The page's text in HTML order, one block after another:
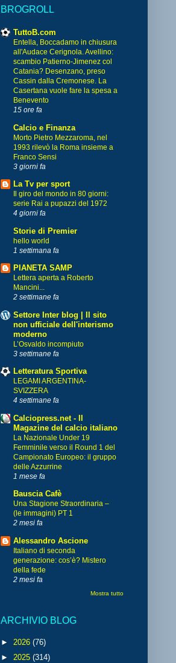
BROGROLL
TuttoB.com
Entella, Boccadamo in chiusura
all'Audace Cerignola. Avellino:
scambio Patierno-Jimenez col
Catania? Desenzano, preso
Cassin dalla Cremonese. La
Casertana vuole fare la spesa a
Benevento
15 ore fa
Calcio e Finanza
Morto Pietro Mezzaroma, nel
1993 rilevò la Roma insieme a
Franco Sensi
3 giorni fa
La Tv per sport
Il giro del mondo in 80 giorni:
serie Rai a pupazzi del 1972
4 giorni fa
Storie di Premier
hello world
1 settimana fa
PIANETA SAMP
Lettera aperta a Roberto
Mancini...
2 settimane fa
Settore Inter blog | Il sito
non ufficiale dell'interismo
moderno
L’Osvaldo incompiuto
3 settimane fa
Letteratura Sportiva
LEGAMI ARGENTINA-
SVIZZERA
4 settimane fa
Calciopress.net - Il
Magazine del calcio italiano
La Nazionale Under 19
Femminile verso il Round 1 del
Campionato Europeo: il gruppo
delle Azzurrine
1 mese fa
Bauscia Cafè
Una Stagione Straordinaria –
(le immagini) PT 1
2 mesi fa
Alessandro Ascione
Italiano di seconda
generazione: cos’è? Mistero
della fede
2 mesi fa
Mostra tutto
ARCHIVIO BLOG
► 2026 (76)
► 2025 (314)